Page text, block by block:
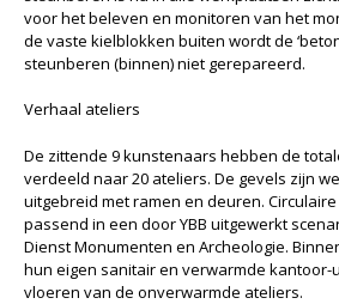
voor het beleven en monitoren van het
de vaste kielblokken buiten wordt de
steunberen (binnen) niet gerepareerd.
Verhaal ateliers
De zittende 9 kunstenaars hebben de
verdeeld naar 20 ateliers. De gevels zijn
uitgebreid met ramen en deuren.
passend in een door YBB uitgewerkt
Dienst Monumenten en Archeologie.
hun eigen sanitair en verwarmde kantoor-
vloeren van de onverwarmde ateliers.